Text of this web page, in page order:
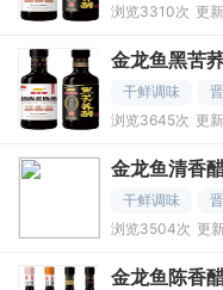
浏览3310次 更
金龙鱼黑苦
干鲜调味
浏览3645次 更
金龙鱼清香
干鲜调味
浏览3504次 更
金龙鱼陈香